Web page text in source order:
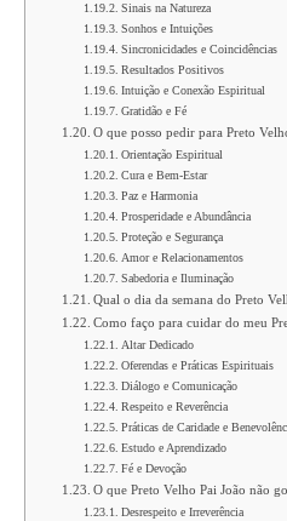
Sinais na Natureza
Sonhos e Intuições
Sincronicidades e Coincidências
Resultados Positivos
Intuição e Conexão Espiritual
Gratidão e Fé
O que posso pedir para Preto
Orientação Espiritual
Cura e Bem-Estar
Paz e Harmonia
Prosperidade e Abundância
Proteção e Segurança
Amor e Relacionamentos
Sabedoria e Iluminação
Qual o dia da semana do Preto
Como faço para cuidar do meu
Altar Dedicado
Oferendas e Práticas Espirituais
Diálogo e Comunicação
Respeito e Reverência
Práticas de Caridade e
Estudo e Aprendizado
Fé e Devoção
O que Preto Velho Pai João não
Desrespeito e Irreverência